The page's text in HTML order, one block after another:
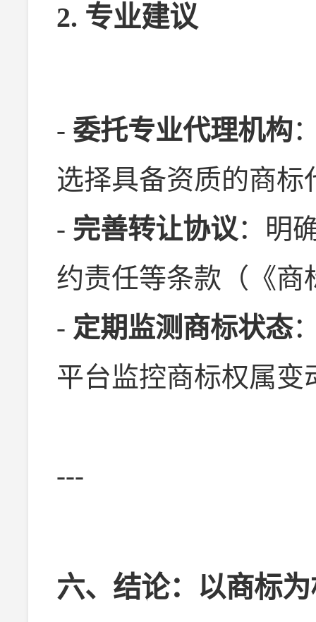
2. 专业建议
- 委托专业代理机构
选择具备资质的商
- 完善转让协议：明
约责任等条款（《商
- 定期监测商标状态
平台监控商标权属变
---
六、结论：以商标